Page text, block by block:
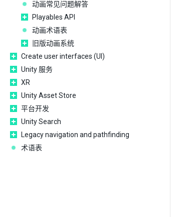
动画常见问题解答
Playables API
动画术语表
旧版动画系统
Create user interfaces (UI)
Unity 服务
XR
Unity Asset Store
平台开发
Unity Search
Legacy navigation and pathfinding
术语表